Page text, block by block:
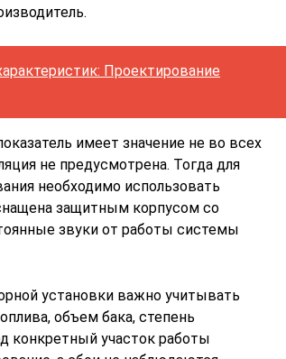
Проектирование
имеет значение не во всех
не предусмотрена. Тогда для
необходимо использовать
защитным корпусом со
звуки от работы системы
установки важно учитывать
объем бака, степень
конкретный участок работы